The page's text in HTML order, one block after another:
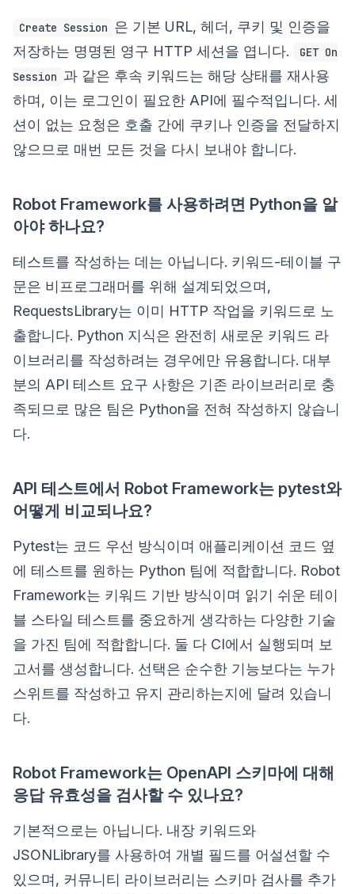
Create Session 은 기본 URL, 헤더, 쿠키 및 인증을
저장하는 명명된 영구 HTTP 세션을 엽니다.
GET On
Session 과 같은 후속 키워드는 해당 상태를 재사용
하며, 이는 로그인이 필요한 API에 필수적입니다. 세
션이 없는 요청은 호출 간에 쿠키나 인증을 전달하지
않으므로 매번 모든 것을 다시 보내야 합니다.
Robot Framework를 사용하려면 Python을 알
아야 하나요?
테스트를 작성하는 데는 아닙니다. 키워드-테이블 구
문은 비프로그래머를 위해 설계되었으며,
RequestsLibrary는 이미 HTTP 작업을 키워드로 노
출합니다. Python 지식은 완전히 새로운 키워드 라
이브러리를 작성하려는 경우에만 유용합니다. 대부
분의 API 테스트 요구 사항은 기존 라이브러리로 충
족되므로 많은 팀은 Python을 전혀 작성하지 않습니
다.
API 테스트에서 Robot Framework는 pytest와
어떻게 비교되나요?
Pytest는 코드 우선 방식이며 애플리케이션 코드 옆
에 테스트를 원하는 Python 팀에 적합합니다. Robot
Framework는 키워드 기반 방식이며 읽기 쉬운 테이
블 스타일 테스트를 중요하게 생각하는 다양한 기술
을 가진 팀에 적합합니다. 둘 다 CI에서 실행되며 보
고서를 생성합니다. 선택은 순수한 기능보다는 누가
스위트를 작성하고 유지 관리하는지에 달려 있습니
다.
Robot Framework는 OpenAPI 스키마에 대해
응답 유효성을 검사할 수 있나요?
기본적으로는 아닙니다. 내장 키워드와
JSONLibrary를 사용하여 개별 필드를 어설션할 수
있으며, 커뮤니티 라이브러리는 스키마 검사를 추가